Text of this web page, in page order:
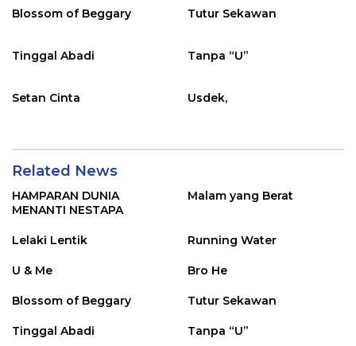
Blossom of Beggary Tutur Sekawan
Tinggal Abadi Tanpa “U”
Setan Cinta Usdek,
Related News
HAMPARAN DUNIA
MENANTI NESTAPA
Malam yang Berat
Lelaki Lentik Running Water
U & Me Bro He
Blossom of Beggary Tutur Sekawan
Tinggal Abadi Tanpa “U”